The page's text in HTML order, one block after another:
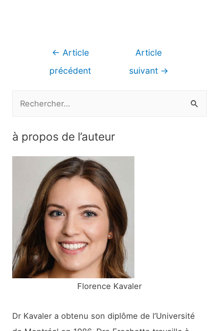
Navigation
← Article
précédent
Article
suivant →
h
:
à propos de l’auteur
Florence Kavaler
Dr Kavaler a obtenu son diplôme de l’Université